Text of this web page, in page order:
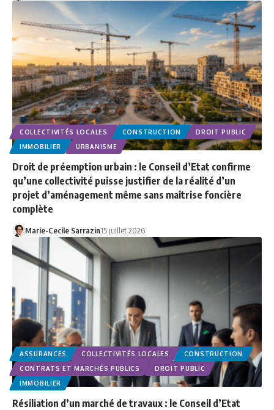
COLLECTIVITÉS LOCALES CONSTRUCTION
DROIT PUBLIC
IMMOBILIER
URBANISME
Droit de préemption urbain : le Conseil d’Etat confirme
qu’une collectivité puisse justifier de la réalité d’un
projet d’aménagement même sans maîtrise foncière
complète
Marie-Cecile Sarrazin15 juillet 2026
ASSURANCES COLLECTIVITÉS LOCALES
CONSTRUCTION
CONTRATS ET MARCHÉS PUBLICS
DROIT PUBLIC
IMMOBILIER
Résiliation d’un marché de travaux : le Conseil d’Etat